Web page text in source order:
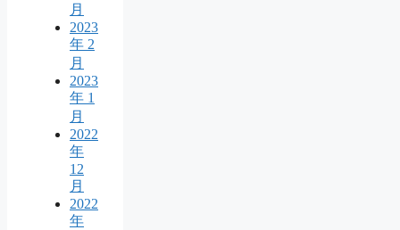
月
2023
年 2
月
2023
年 1
月
2022
年
12
月
2022
年